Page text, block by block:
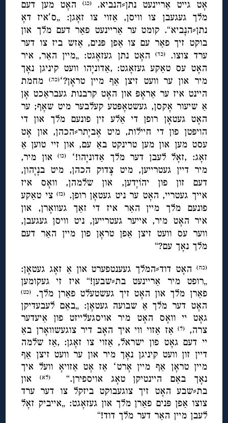
אָט גייט אַריינעט נתן⸗הנביא.(כג)
האָט מען דעם
מלך געגעבן צו וויסן, אַזוי צו זאָגן: „ס′איז דאָ
נתן⸗הנָביא“. קומט ער אַריינעט פאַר דעם מלך און
בוקט זיך פאַר עם צו אַפן פּנים, אַזש ביז צו דער
ערד צוצו.(כד)
האָט נתן געזאָגט: „מיין האַר, איר
האָט עס טאַקע געזאָגט: ,אַדוניָהו וועט קיניגן נאָך
מיר און ער וועט זיצן אַף מיין טראָן?ʻ (כה)
מחמת
היינט איז ער אַראָפּ און האָט קרבנות געבראַכט אָן
אַ שיעור אָקסן, געשטאָפּטע קעלבער מיט שאָף; ער
האָט געטאָן רופן די אַלע זין פונעם מלך און די
הויפּטן פון די חיילות, מיט אֶביָתר⸗הכהן, און אָט
עסט מען און מען טרינקט באַ עם, און זיי טוען אַ
זאָג: ,זאָל לעבן דער מלך אַדוניָהו!ʻ
(כו)און מיר,
מיר דיין געטרייען, מיט צָדוק הכהן, מיט בנָיָהון,
דעם זון פון יהוֹיָדען, און שלמהן, וואָס איז
אייך געטריי, האָט ער ניט געטאָן רופן. (כז)צי טאַקע
פונעם מלך מיין האַר איז די זאַך געוואָרן, און
איר האָט מיר, אייער געטרייען, ניט וויסן געגעבן,
ווער עס וועט זיצן אַפן טראָן פון מיין האַר דעם
מלך נאָך עם?“
(כח) האָט דוד⸗המלך געענטפערט און אַ זאָג געטאָן:
„רופט מיר אַריינעט בת⸗שבען!“ איז זי געקומען
פאַרן מלך און האָט זיך געשטעלט פאַרן מלך.
(כט)
האָט דער מלך אַ שבועה געטאָן: „באַם לעבעדיקן
גאָט יי וואָס האָט מיר אויסגעלייזט פון אַיעדער
צרה,
(ל)אַז אַזוי ווי איך האָב דיר צוגעשוואָרן באַ
יי דעם גאָט פון ישראל, אַזוי צו זאָגן: ,אַז שלמה
דיין זון וועט קיניגן נאָך מיר און ער וועט זיצן אַף
מיין טראָן אַף מיין אָרטʻ אַז אָט אַזויאָ וועל איך
נאָך באַם היינטיקן טאָג אויספירן.“(לא)
און
בת⸗שבע האָט זיך צוגעבוקט ביזקל צו דער ערד
צוצו אַפן פּנים פאַרן מלך און געזאָגט: „אייביק זאָל
לעבן מיין האַר דער מלך דוד!“